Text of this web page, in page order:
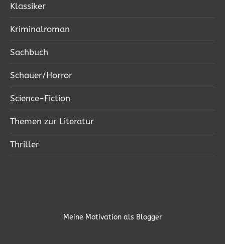
Klassiker
Kriminalroman
Sachbuch
Schauer/Horror
Science-Fiction
Themen zur Literatur
Thriller
Meine Motivation als Blogger